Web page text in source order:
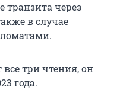
транзита через
в случае
три чтения, он
года.